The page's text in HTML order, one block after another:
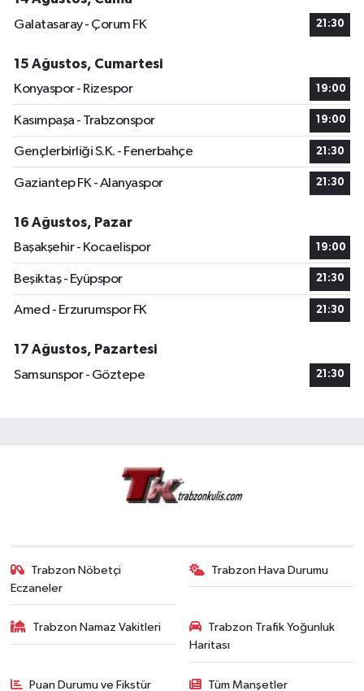
Galatasaray - Çorum FK
21:30
15 Ağustos, Cumartesi
Konyaspor - Rizespor
19:00
Kasımpaşa - Trabzonspor 19:00
Gençlerbirliği S.K. - Fenerbahçe 21:30
Gaziantep FK - Alanyaspor 21:30
16 Ağustos, Pazar
Başakşehir - Kocaelispor
19:00
Beşiktaş - Eyüpspor 21:30
Amed - Erzurumspor FK 21:30
17 Ağustos, Pazartesi
Samsunspor - Göztepe
21:30
Trabzon Nöbetçi
Eczaneler
Trabzon Hava Durumu
Trabzon Namaz Vakitleri
Trabzon Trafik Yoğunluk
Haritası
Puan Durumu ve Fikstür Tüm Manşetler